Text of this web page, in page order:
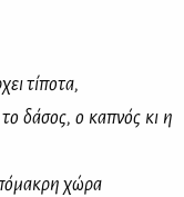
τί­πο­τα,
δά­σος, ο κα­πνός κι η
χώ­ρα